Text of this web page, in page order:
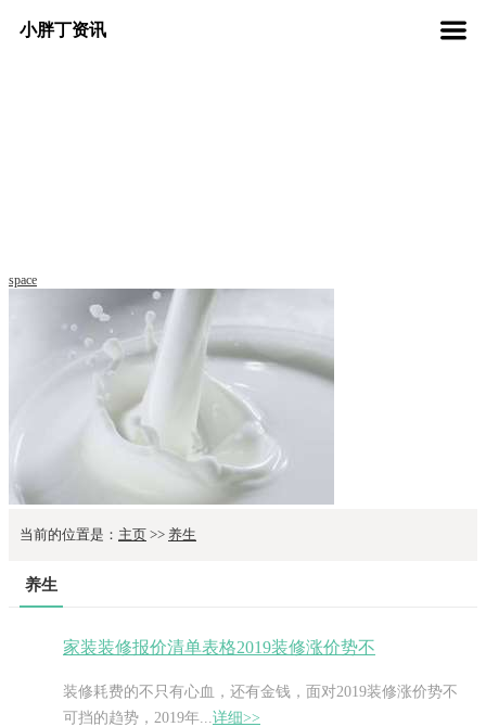
小胖丁资讯
space
当前的位置是： 主页 >> 养生
养生
家装装修报价清单表格2019装修涨价势不
装修耗费的不只有心血，还有金钱，面对2019装修涨价势不
可挡的趋势，2019年... 详细>>